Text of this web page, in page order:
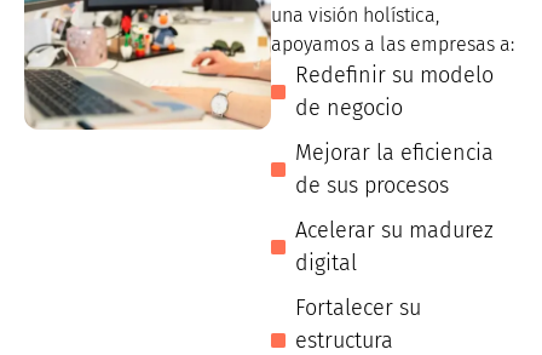
una visión holística,
apoyamos a las empresas a:
Redefinir su modelo
de negocio
Mejorar la eficiencia
de sus procesos
Acelerar su madurez
digital
Fortalecer su
estructura